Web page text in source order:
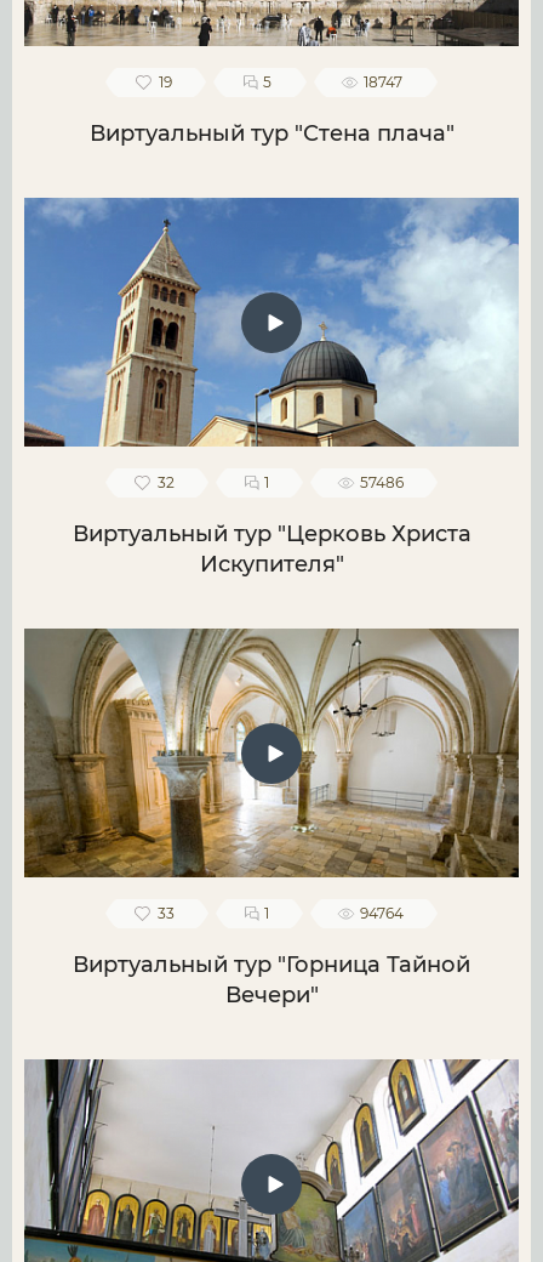
19 5 18747
Виртуальный тур "Стена плача"
32 1 57486
Виртуальный тур "Церковь Христа
Искупителя"
33 1 94764
Виртуальный тур "Горница Тайной
Вечери"